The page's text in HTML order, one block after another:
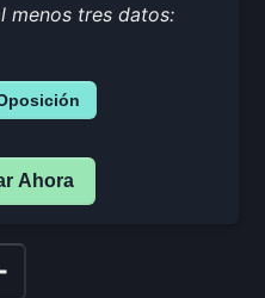
menos tres datos:
Ahora